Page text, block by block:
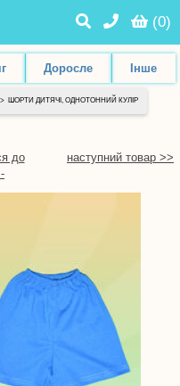
(0)
Доросле Інше
> ШОРТИ ДИТЯЧІ, ОДНОТОННИЙ КУЛІР
до
наступний товар >>